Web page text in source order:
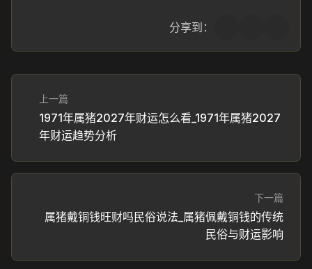
分享到：
上一篇
1971年属猪2027年财运怎么看_1971年属猪2027
年财运趋势分析
下一篇
属猪戴铜钱旺财吗民俗说法_属猪佩戴铜钱的传统
民俗与财运影响